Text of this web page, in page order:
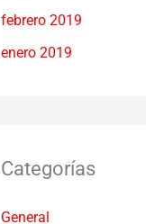
febrero 2019
enero 2019
Categorías
General